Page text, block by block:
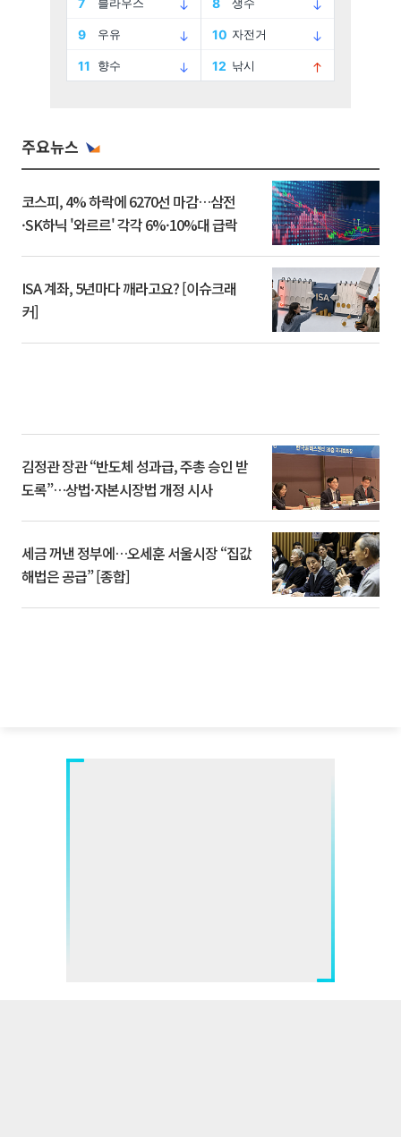
주요뉴스
코스피, 4% 하락에 6270선 마감…삼전
·SK하닉 '와르르' 각각 6%·10%대 급락
ISA 계좌, 5년마다 깨라고요? [이슈크래
커]
김정관 장관 “반도체 성과급, 주총 승인 받
도록”…상법·자본시장법 개정 시사
세금 꺼낸 정부에…오세훈 서울시장 “집값
해법은 공급” [종합]